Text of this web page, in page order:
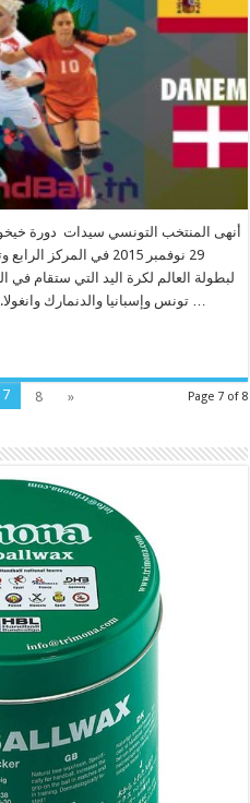
أنهى المنتخب التونسي سيدات دورة
29 نوفمبر 2015 في
لبطولة العالم لكرة اليد التي ستقام
تونس وإسبانيا والدنمارك وانغولا. لم تقدم لاعبات رياض الصانع مردوداً طيباً …
Page 7 of 8
7 8 »